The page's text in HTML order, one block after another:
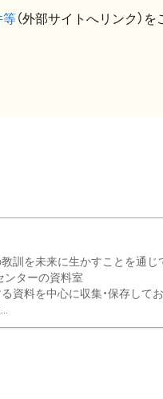
等（外部サイトへリンク）を
訓を未来に生かすことを通じ
ンターの資料室
料を中心に収集・保存して